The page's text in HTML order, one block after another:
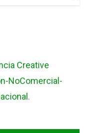
Creative
NoComercial-
.